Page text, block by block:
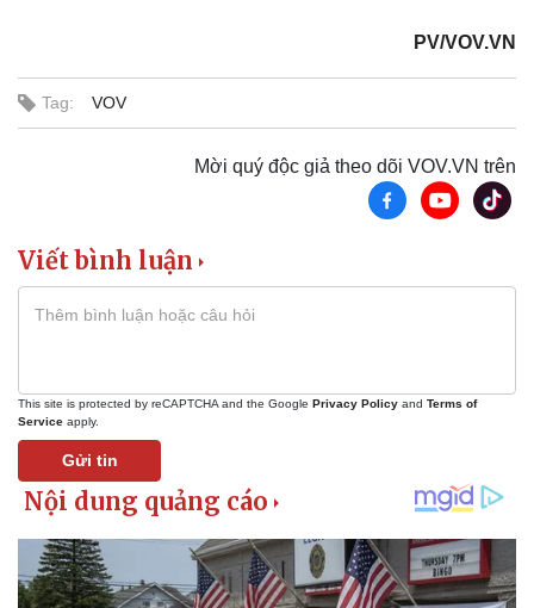
PV/VOV.VN
Tag: VOV
Mời quý độc giả theo dõi VOV.VN trên
Viết bình luận
This site is protected by reCAPTCHA and the Google Privacy Policy and Terms of
Service apply.
Gửi tin